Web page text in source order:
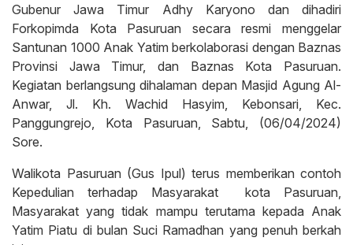
Gubenur Jawa Timur Adhy Karyono dan dihadiri
Forkopimda Kota Pasuruan secara resmi menggelar
Santunan 1000 Anak Yatim berkolaborasi dengan Baznas
Provinsi Jawa Timur, dan Baznas Kota Pasuruan.
Kegiatan berlangsung dihalaman depan Masjid Agung Al-
Anwar, Jl. Kh. Wachid Hasyim, Kebonsari, Kec.
Panggungrejo, Kota Pasuruan, Sabtu, (06/04/2024)
Sore.
Walikota Pasuruan (Gus Ipul) terus memberikan contoh
Kepedulian terhadap Masyarakat kota Pasuruan,
Masyarakat yang tidak mampu terutama kepada Anak
Yatim Piatu di bulan Suci Ramadhan yang penuh berkah